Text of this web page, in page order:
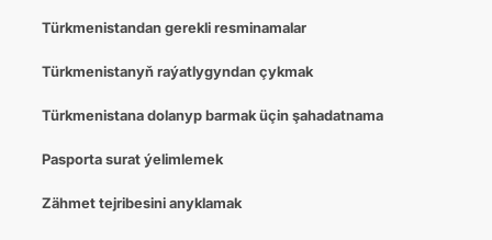
Türkmenistandan gerekli resminamalar
Türkmenistanyň raýatlygyndan çykmak
Türkmenistana dolanyp barmak üçin şahadatnama
Pasporta surat ýelimlemek
Zähmet tejribesini anyklamak